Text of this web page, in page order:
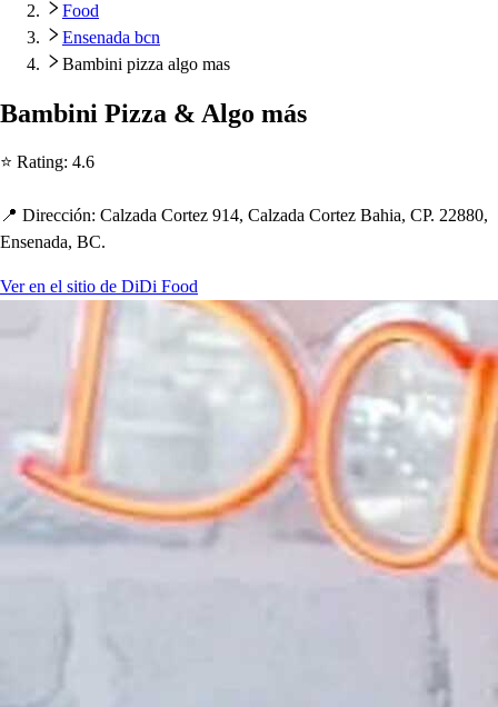
Food
Ensenada bcn
Bambini pizza algo mas
Bambini Pizza & Algo más
⭐ Rating: 4.6
📍 Dirección: Calzada Cortez 914, Calzada Cortez Bahia, CP. 22880,
Ensenada, BC.
Ver en el sitio de DiDi Food